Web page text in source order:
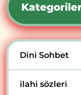
Dini Sohbet
ilahi sözleri